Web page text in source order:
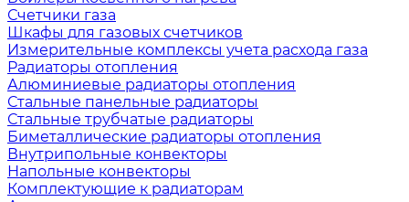
Счетчики газа
Шкафы для газовых счетчиков
Измерительные комплексы учета расхода газа
Радиаторы отопления
Алюминиевые радиаторы отопления
Стальные панельные радиаторы
Стальные трубчатые радиаторы
Биметаллические радиаторы отопления
Внутрипольные конвекторы
Напольные конвекторы
Комплектующие к радиаторам